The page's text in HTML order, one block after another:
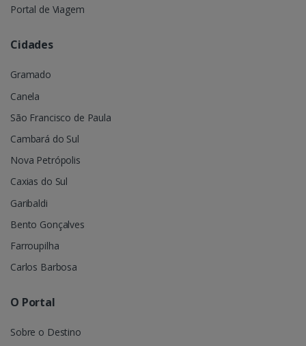
Portal de Viagem
Cidades
Gramado
Canela
São Francisco de Paula
Cambará do Sul
Nova Petrópolis
Caxias do Sul
Garibaldi
Bento Gonçalves
Farroupilha
Carlos Barbosa
O Portal
Sobre o Destino